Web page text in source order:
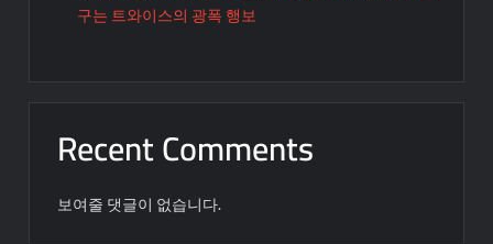
구는 트와이스의 광폭 행보
Recent Comments
보여줄 댓글이 없습니다.